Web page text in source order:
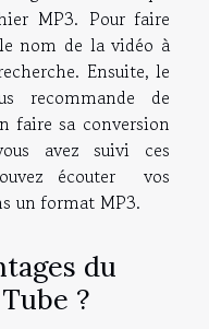
MP3. Pour faire
nom de la vidéo à
Ensuite, le
recommande de
faire sa conversion
avez suivi ces
écouter vos
un format MP3.
du
?